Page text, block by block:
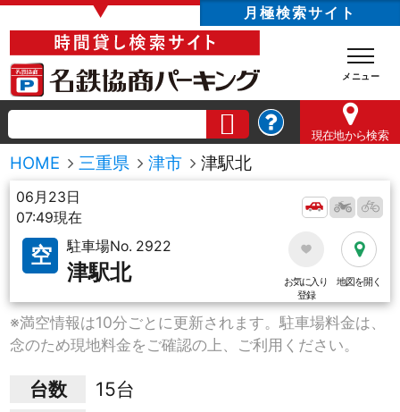
▼ 月極検索サイト
現在地から検索
HOME 三重県 津市 津駅北
06月23日
07:49現在
空 駐車場No. 2922
津駅北
お気に入り
登録
地図を開く
※満空情報は10分ごとに更新されます。駐車場料金は、
念のため現地料金をご確認の上、ご利用ください。
台数
15台